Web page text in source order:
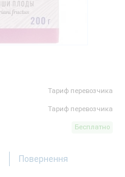
Тариф перевозчика
Тариф перевозчика
Бесплатно
Повернення